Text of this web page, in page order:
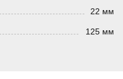
22 мм
125 мм